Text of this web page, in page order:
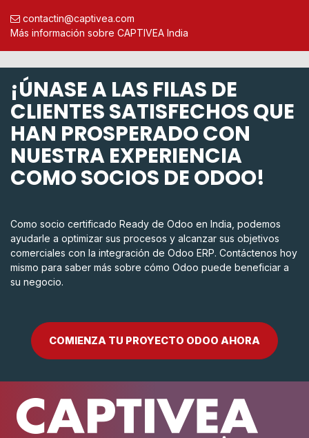
contactin@captivea.com
Más información sobre CAPTIVEA India
¡ÚNASE A LAS FILAS DE
CLIENTES SATISFECHOS QUE
HAN PROSPERADO CON
NUESTRA EXPERIENCIA
COMO SOCIOS DE ODOO!
Como socio certificado Ready de Odoo en India, podemos
ayudarle a optimizar sus procesos y alcanzar sus objetivos
comerciales con la integración de Odoo ERP. Contáctenos hoy
mismo para saber más sobre cómo Odoo puede beneficiar a
su negocio.
COMIENZA TU PROYECTO ODOO AHORA